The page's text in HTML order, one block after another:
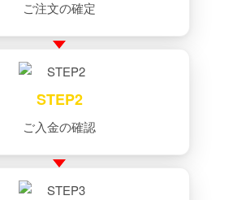
ご注文の確定
STEP2
ご入金の確認